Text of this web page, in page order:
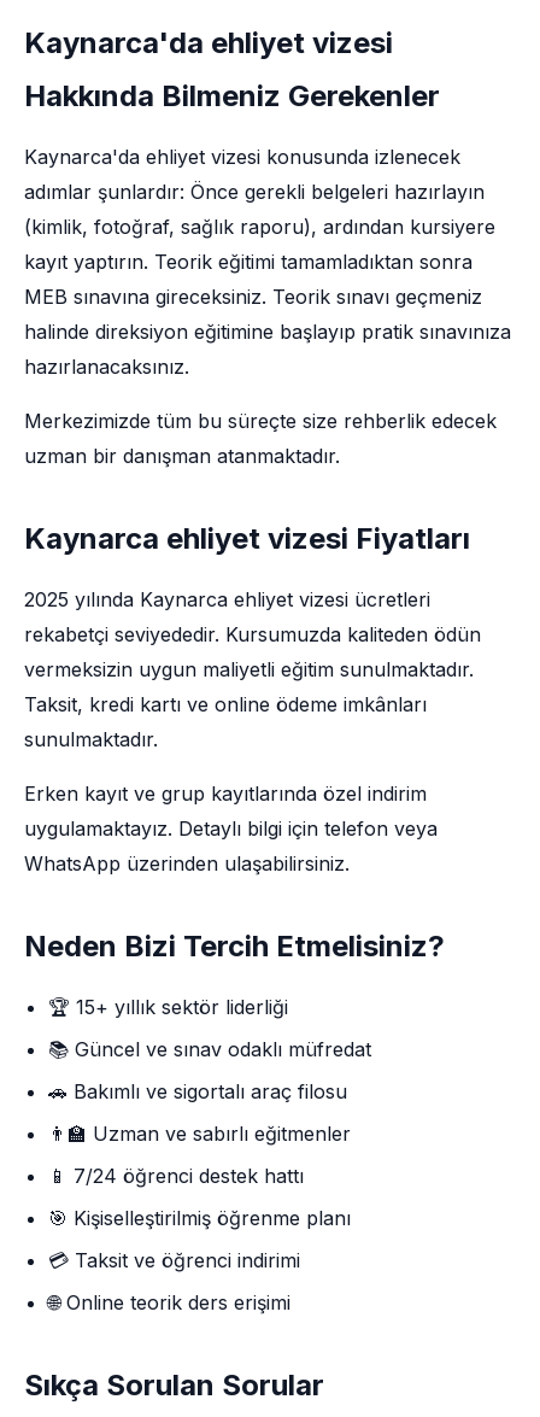
Kaynarca'da ehliyet vizesi
Hakkında Bilmeniz Gerekenler
Kaynarca'da ehliyet vizesi konusunda izlenecek
adımlar şunlardır: Önce gerekli belgeleri hazırlayın
(kimlik, fotoğraf, sağlık raporu), ardından kursiyere
kayıt yaptırın. Teorik eğitimi tamamladıktan sonra
MEB sınavına gireceksiniz. Teorik sınavı geçmeniz
halinde direksiyon eğitimine başlayıp pratik sınavınıza
hazırlanacaksınız.
Merkezimizde tüm bu süreçte size rehberlik edecek
uzman bir danışman atanmaktadır.
Kaynarca ehliyet vizesi Fiyatları
2025 yılında Kaynarca ehliyet vizesi ücretleri
rekabetçi seviyededir. Kursumuzda kaliteden ödün
vermeksizin uygun maliyetli eğitim sunulmaktadır.
Taksit, kredi kartı ve online ödeme imkânları
sunulmaktadır.
Erken kayıt ve grup kayıtlarında özel indirim
uygulamaktayız. Detaylı bilgi için telefon veya
WhatsApp üzerinden ulaşabilirsiniz.
Neden Bizi Tercih Etmelisiniz?
🏆 15+ yıllık sektör liderliği
📚 Güncel ve sınav odaklı müfredat
🚗 Bakımlı ve sigortalı araç filosu
👨‍🏫 Uzman ve sabırlı eğitmenler
📱 7/24 öğrenci destek hattı
🎯 Kişiselleştirilmiş öğrenme planı
💳 Taksit ve öğrenci indirimi
🌐 Online teorik ders erişimi
Sıkça Sorulan Sorular